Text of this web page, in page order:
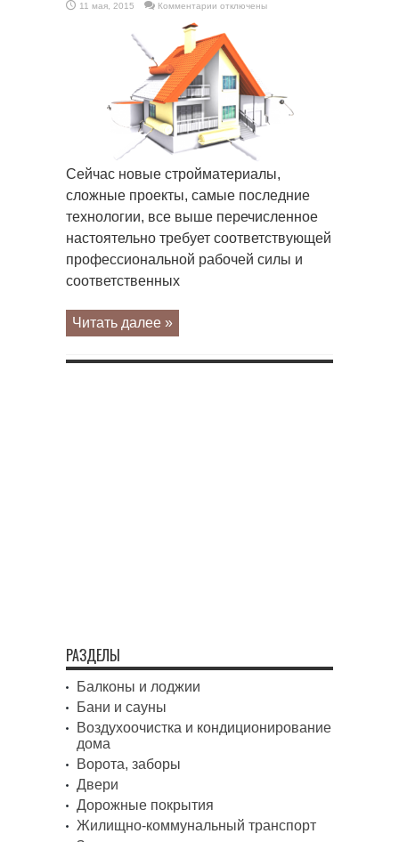
11 мая, 2015 Комментарии
системы
СРО
(Саморегулируемая
некоммерческая
организация)
строительной
отрасли
отключены
Сейчас новые стройматериалы,
сложные проекты, самые последние
технологии, все выше перечисленное
настоятельно требует соответствующей
профессиональной рабочей силы и
соответственных
Читать далее »
РАЗДЕЛЫ
Балконы и лоджии
Бани и сауны
Воздухоочистка и кондиционирование
дома
Ворота, заборы
Двери
Дорожные покрытия
Жилищно-коммунальный транспорт